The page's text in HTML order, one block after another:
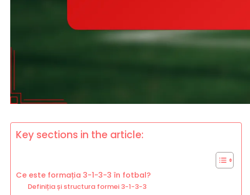
Key sections in the article:
Ce este formația 3-1-3-3 în fotbal?
Definiția și structura formei 3-1-3-3